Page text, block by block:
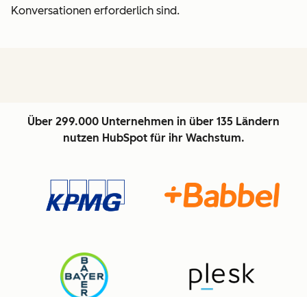
Konversationen erforderlich sind.
Über 299.000 Unternehmen in über 135 Ländern
nutzen HubSpot für ihr Wachstum.